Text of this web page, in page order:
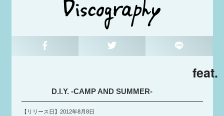
feat.
D.I.Y. -CAMP AND SUMMER-
【リリース日】2012年8月8日